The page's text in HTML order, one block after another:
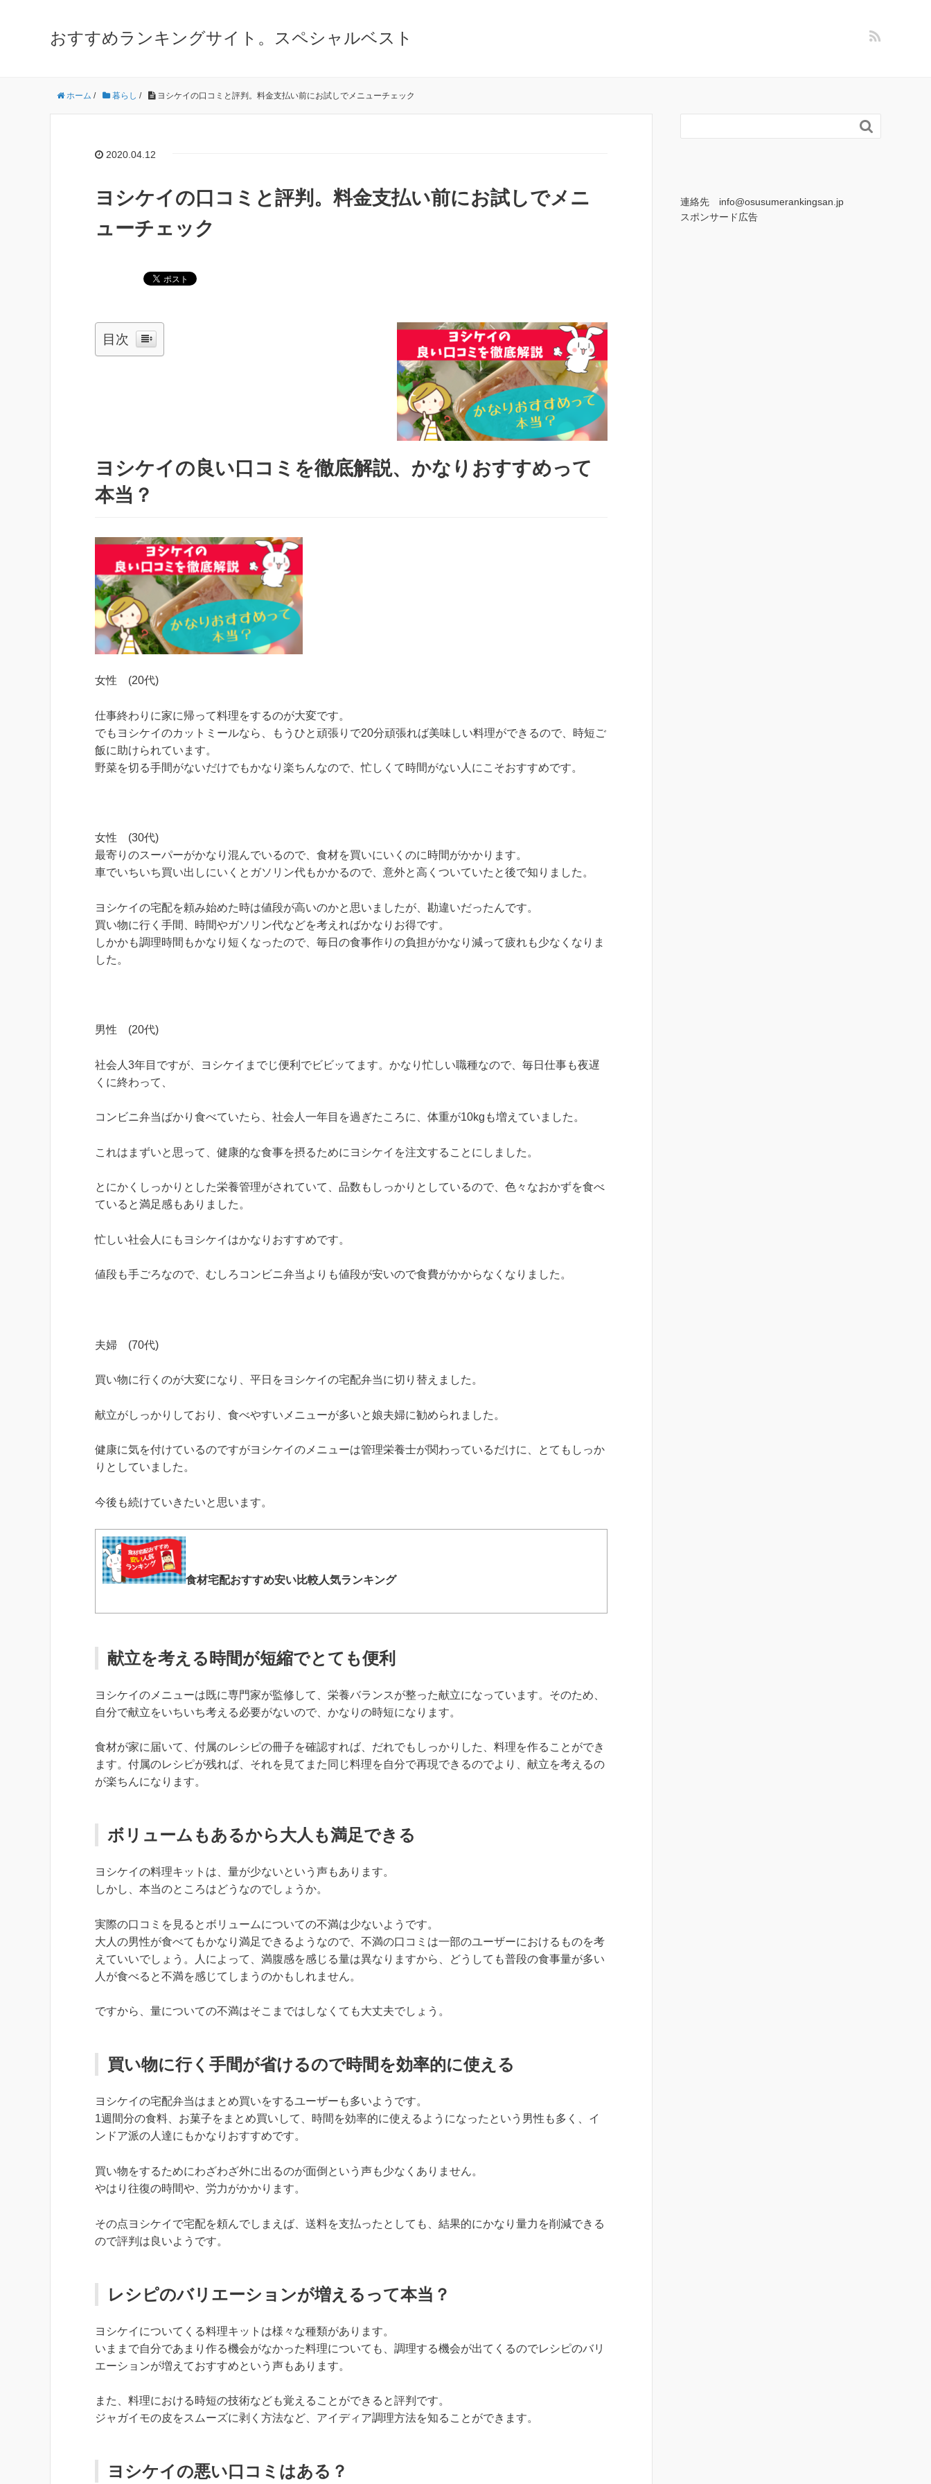
おすすめランキングサイト。スペシャルベスト
ホーム / 暮らし / ヨシケイの口コミと評判。料金支払い前にお試しでメニューチェック
2020.04.12
ヨシケイの口コミと評判。料金支払い前にお試しでメニ
ューチェック
目次
ヨシケイの良い口コミを徹底解説、かなりおすすめって
本当？
女性 (20代)
仕事終わりに家に帰って料理をするのが大変です。
でもヨシケイのカットミールなら、もうひと頑張りで20分頑張れば美味しい料理ができるので、時短ご
飯に助けられています。
野菜を切る手間がないだけでもかなり楽ちんなので、忙しくて時間がない人にこそおすすめです。
女性 (30代)
最寄りのスーパーがかなり混んでいるので、食材を買いにいくのに時間がかかります。
車でいちいち買い出しにいくとガソリン代もかかるので、意外と高くついていたと後で知りました。
ヨシケイの宅配を頼み始めた時は値段が高いのかと思いましたが、勘違いだったんです。
買い物に行く手間、時間やガソリン代などを考えればかなりお得です。
しかかも調理時間もかなり短くなったので、毎日の食事作りの負担がかなり減って疲れも少なくなりま
した。
男性 (20代)
社会人3年目ですが、ヨシケイまでじ便利でビビッてます。かなり忙しい職種なので、毎日仕事も夜遅
くに終わって、
コンビニ弁当ばかり食べていたら、社会人一年目を過ぎたころに、体重が10kgも増えていました。
これはまずいと思って、健康的な食事を摂るためにヨシケイを注文することにしました。
とにかくしっかりとした栄養管理がされていて、品数もしっかりとしているので、色々なおかずを食べ
ていると満足感もありました。
忙しい社会人にもヨシケイはかなりおすすめです。
値段も手ごろなので、むしろコンビニ弁当よりも値段が安いので食費がかからなくなりました。
夫婦 (70代)
買い物に行くのが大変になり、平日をヨシケイの宅配弁当に切り替えました。
献立がしっかりしており、食べやすいメニューが多いと娘夫婦に勧められました。
健康に気を付けているのですがヨシケイのメニューは管理栄養士が関わっているだけに、とてもしっか
りとしていました。
今後も続けていきたいと思います。
食材宅配おすすめ安い比較人気ランキング
献立を考える時間が短縮でとても便利
ヨシケイのメニューは既に専門家が監修して、栄養バランスが整った献立になっています。そのため、
自分で献立をいちいち考える必要がないので、かなりの時短になります。
食材が家に届いて、付属のレシピの冊子を確認すれば、だれでもしっかりした、料理を作ることができ
ます。付属のレシピが残れば、それを見てまた同じ料理を自分で再現できるのでより、献立を考えるの
が楽ちんになります。
ボリュームもあるから大人も満足できる
ヨシケイの料理キットは、量が少ないという声もあります。
しかし、本当のところはどうなのでしょうか。
実際の口コミを見るとボリュームについての不満は少ないようです。
大人の男性が食べてもかなり満足できるようなので、不満の口コミは一部のユーザーにおけるものを考
えていいでしょう。人によって、満腹感を感じる量は異なりますから、どうしても普段の食事量が多い
人が食べると不満を感じてしまうのかもしれません。
ですから、量についての不満はそこまではしなくても大丈夫でしょう。
買い物に行く手間が省けるので時間を効率的に使える
ヨシケイの宅配弁当はまとめ買いをするユーザーも多いようです。
1週間分の食料、お菓子をまとめ買いして、時間を効率的に使えるようになったという男性も多く、イ
ンドア派の人達にもかなりおすすめです。
買い物をするためにわざわざ外に出るのが面倒という声も少なくありません。
やはり往復の時間や、労力がかかります。
その点ヨシケイで宅配を頼んでしまえば、送料を支払ったとしても、結果的にかなり量力を削減できる
ので評判は良いようです。
レシピのバリエーションが増えるって本当？
ヨシケイについてくる料理キットは様々な種類があります。
いままで自分であまり作る機会がなかった料理についても、調理する機会が出てくるのでレシピのバリ
エーションが増えておすすめという声もあります。
また、料理における時短の技術なども覚えることができると評判です。
ジャガイモの皮をスムーズに剥く方法など、アイディア調理方法を知ることができます。
ヨシケイの悪い口コミはある？

連絡先 info@osusumerankingsan.jp
スポンサード広告